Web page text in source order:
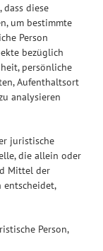
dass diese
um bestimmte
Person
bezüglich
persönliche
Aufenthaltsort
analysieren
juristische
die allein oder
Mittel der
entscheidet,
Person,